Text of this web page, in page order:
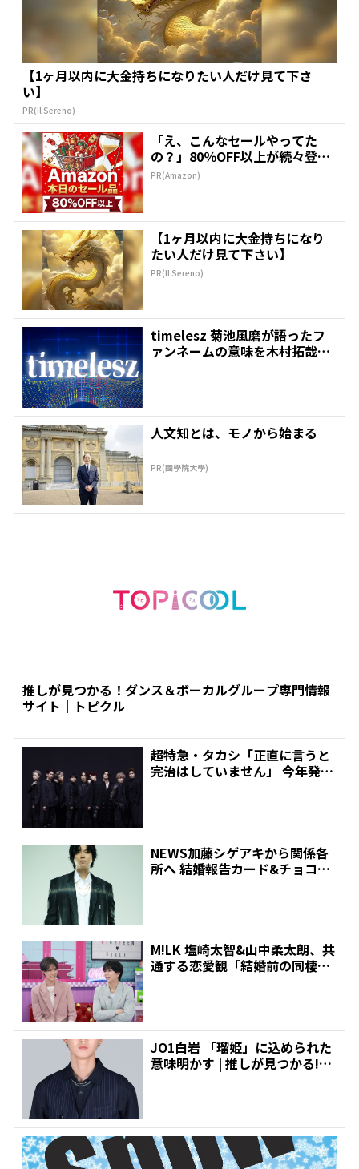
【1ヶ月以内に大金持ちになりたい人だけ見て下さ
い】
PR(Il Sereno)
「え、こんなセールやってた
の？」80％OFF以上が続々登
場！Amazonの本気が...
PR(Amazon)
【1ヶ月以内に大金持ちになり
たい人だけ見て下さい】
PR(Il Sereno)
timelesz 菊池風磨が語ったフ
ァンネームの意味を木村拓哉が
人文知とは、モノから始まる
PR(國學院大學)
推しが見つかる！ダンス＆ボーカルグループ専門情報
サイト｜トピクル
超特急・タカシ「正直に言うと
完治はしていません」 今年発症
NEWS加藤シゲアキから関係各
所へ 結婚報告カード&チョコレ
M!LK 塩崎太智&山中柔太朗、共
通する恋愛観「結婚前の同棲は
JO1白岩 「瑠姫」に込められた
意味明かす | 推しが見つかる!ダ